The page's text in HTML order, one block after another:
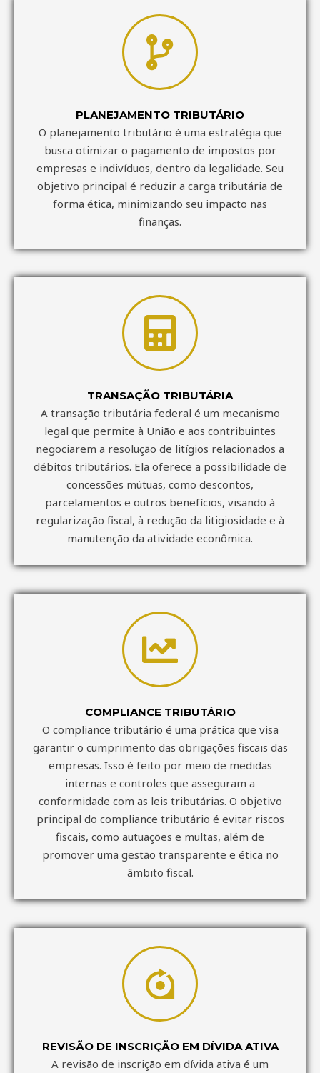
PLANEJAMENTO TRIBUTÁRIO
O planejamento tributário é uma estratégia que
busca otimizar o pagamento de impostos por
empresas e indivíduos, dentro da legalidade. Seu
objetivo principal é reduzir a carga tributária de
forma ética, minimizando seu impacto nas
finanças.
TRANSAÇÃO TRIBUTÁRIA
A transação tributária federal é um mecanismo
legal que permite à União e aos contribuintes
negociarem a resolução de litígios relacionados a
débitos tributários. Ela oferece a possibilidade de
concessões mútuas, como descontos,
parcelamentos e outros benefícios, visando à
regularização fiscal, à redução da litigiosidade e à
manutenção da atividade econômica.
COMPLIANCE TRIBUTÁRIO
O compliance tributário é uma prática que visa
garantir o cumprimento das obrigações fiscais das
empresas. Isso é feito por meio de medidas
internas e controles que asseguram a
conformidade com as leis tributárias. O objetivo
principal do compliance tributário é evitar riscos
fiscais, como autuações e multas, além de
promover uma gestão transparente e ética no
âmbito fiscal.
REVISÃO DE INSCRIÇÃO EM DÍVIDA ATIVA
A revisão de inscrição em dívida ativa é um